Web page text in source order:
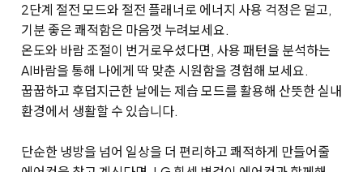
2단계 절전 모드와 절전 플래너로 에너지 사용 걱정은 덜고,
기분 좋은 쾌적함은 마음껏 누려보세요.
온도와 바람 조절이 번거로우셨다면, 사용 패턴을 분석하는
AI바람을 통해 나에게 딱 맞춘 시원함을 경험해 보세요.
꿉꿉하고 후덥지근한 날에는 제습 모드를 활용해 산뜻한 실내
환경에서 생활할 수 있습니다.
단순한 냉방을 넘어 일상을 더 편리하고 쾌적하게 만들어줄